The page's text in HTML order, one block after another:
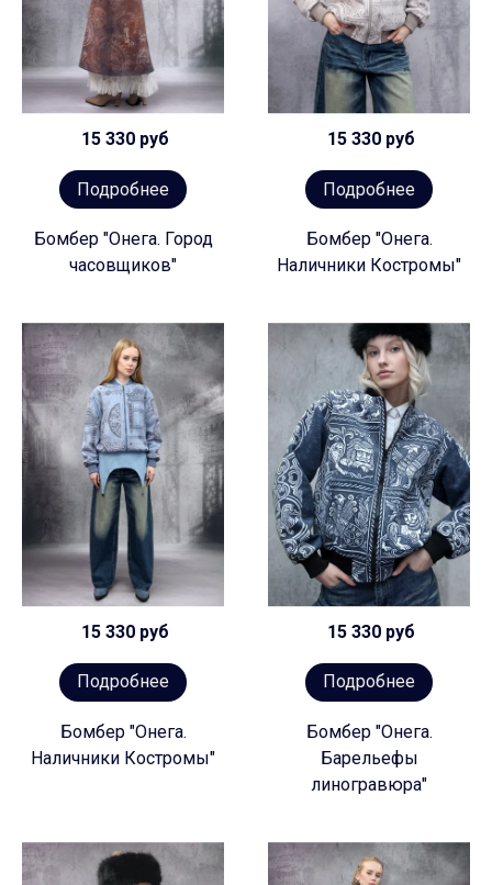
15 330 руб
Подробнее
Бомбер "Онега. Город
часовщиков"
15 330 руб
Подробнее
Бомбер "Онега.
Наличники Костромы"
15 330 руб
Подробнее
Бомбер "Онега.
Наличники Костромы"
15 330 руб
Подробнее
Бомбер "Онега.
Барельефы
линогравюра"